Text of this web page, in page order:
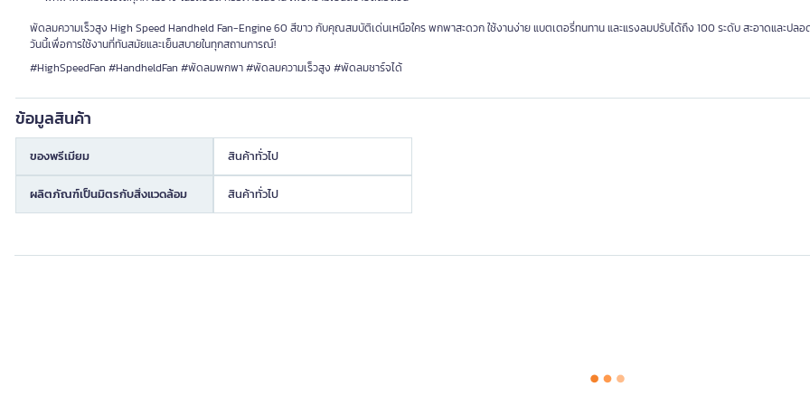
พัดลมความเร็วสูง High Speed Handheld Fan-Engine 60 สีขาว กับคุณสมบัติเด่นเหนือใคร พกพาสะดวก ใช้งานง่าย แบตเตอรี่ทนทาน และแรงลมปรับได้ถึง 100 ระดับ สะอาดและปล
วันนี้เพื่อการใช้งานที่ทันสมัยและเย็นสบายในทุกสถานการณ์!
#HighSpeedFan #HandheldFan #พัดลมพกพา #พัดลมความเร็วสูง #พัดลมชาร์จได้
ข้อมูลสินค้า
ของพรีเมียม สินค้าทั่วไป
ผลิตภัณฑ์เป็นมิตรกับสิ่งแวดล้อม สินค้าทั่วไป